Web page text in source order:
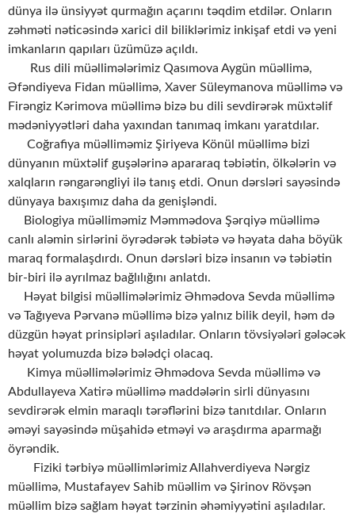
dünya ilə ünsiyyət qurmağın açarını təqdim etdilər. Onların
zəhməti nəticəsində xarici dil biliklərimiz inkişaf etdi və yeni
imkanların qapıları üzümüzə açıldı.
Rus dili müəllimələrimiz Qasımova Aygün müəllimə,
Əfəndiyeva Fidan müəllimə, Xaver Süleymanova müəllimə və
Firəngiz Kərimova müəllimə bizə bu dili sevdirərək müxtəlif
mədəniyyətləri daha yaxından tanımaq imkanı yaratdılar.
Coğrafiya müəlliməmiz Şiriyeva Könül müəllimə bizi
dünyanın müxtəlif guşələrinə apararaq təbiətin, ölkələrin və
xalqların rəngarəngliyi ilə tanış etdi. Onun dərsləri sayəsində
dünyaya baxışımız daha da genişləndi.
Biologiya müəlliməmiz Məmmədova Şərqiyə müəllimə
canlı aləmin sirlərini öyrədərək təbiətə və həyata daha böyük
maraq formalaşdırdı. Onun dərsləri bizə insanın və təbiətin
bir-biri ilə ayrılmaz bağlılığını anlatdı.
Həyat bilgisi müəllimələrimiz Əhmədova Sevda müəllimə
və Tağıyeva Pərvanə müəllimə bizə yalnız bilik deyil, həm də
düzgün həyat prinsipləri aşıladılar. Onların tövsiyələri gələcək
həyat yolumuzda bizə bələdçi olacaq.
Kimya müəllimələrimiz Əhmədova Sevda müəllimə və
Abdullayeva Xatirə müəllimə maddələrin sirli dünyasını
sevdirərək elmin maraqlı tərəflərini bizə tanıtdılar. Onların
əməyi sayəsində müşahidə etməyi və araşdırma aparmağı
öyrəndik.
Fiziki tərbiyə müəllimlərimiz Allahverdiyeva Nərgiz
müəllimə, Mustafayev Sahib müəllim və Şirinov Rövşən
müəllim bizə sağlam həyat tərzinin əhəmiyyətini aşıladılar.